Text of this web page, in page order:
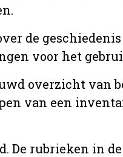
de
voor het
overzicht van
van een
De rubrieken in